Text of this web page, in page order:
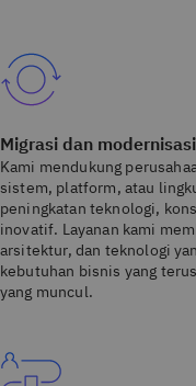
Migrasi dan
Kami mendukung
sistem, platform, atau
peningkatan teknologi,
inovatif. Layanan kami
arsitektur, dan teknologi
kebutuhan bisnis yang
yang muncul.